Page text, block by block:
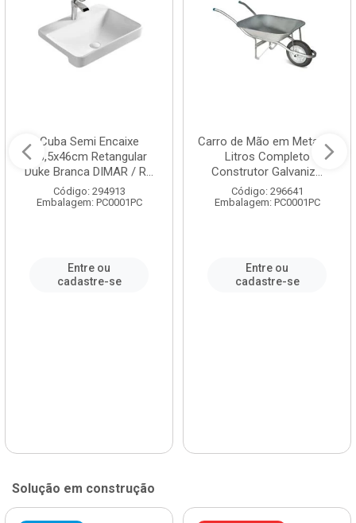
Cuba Semi Encaixe
58,5x46cm Retangular
Duke Branca DIMAR / R...
Código: 294913
Embalagem: PC0001PC
Entre ou
cadastre-se
Carro de Mão em Metal 60
Litros Completo
Construtor Galvaniz...
Código: 296641
Embalagem: PC0001PC
Entre ou
cadastre-se
Solução em construção